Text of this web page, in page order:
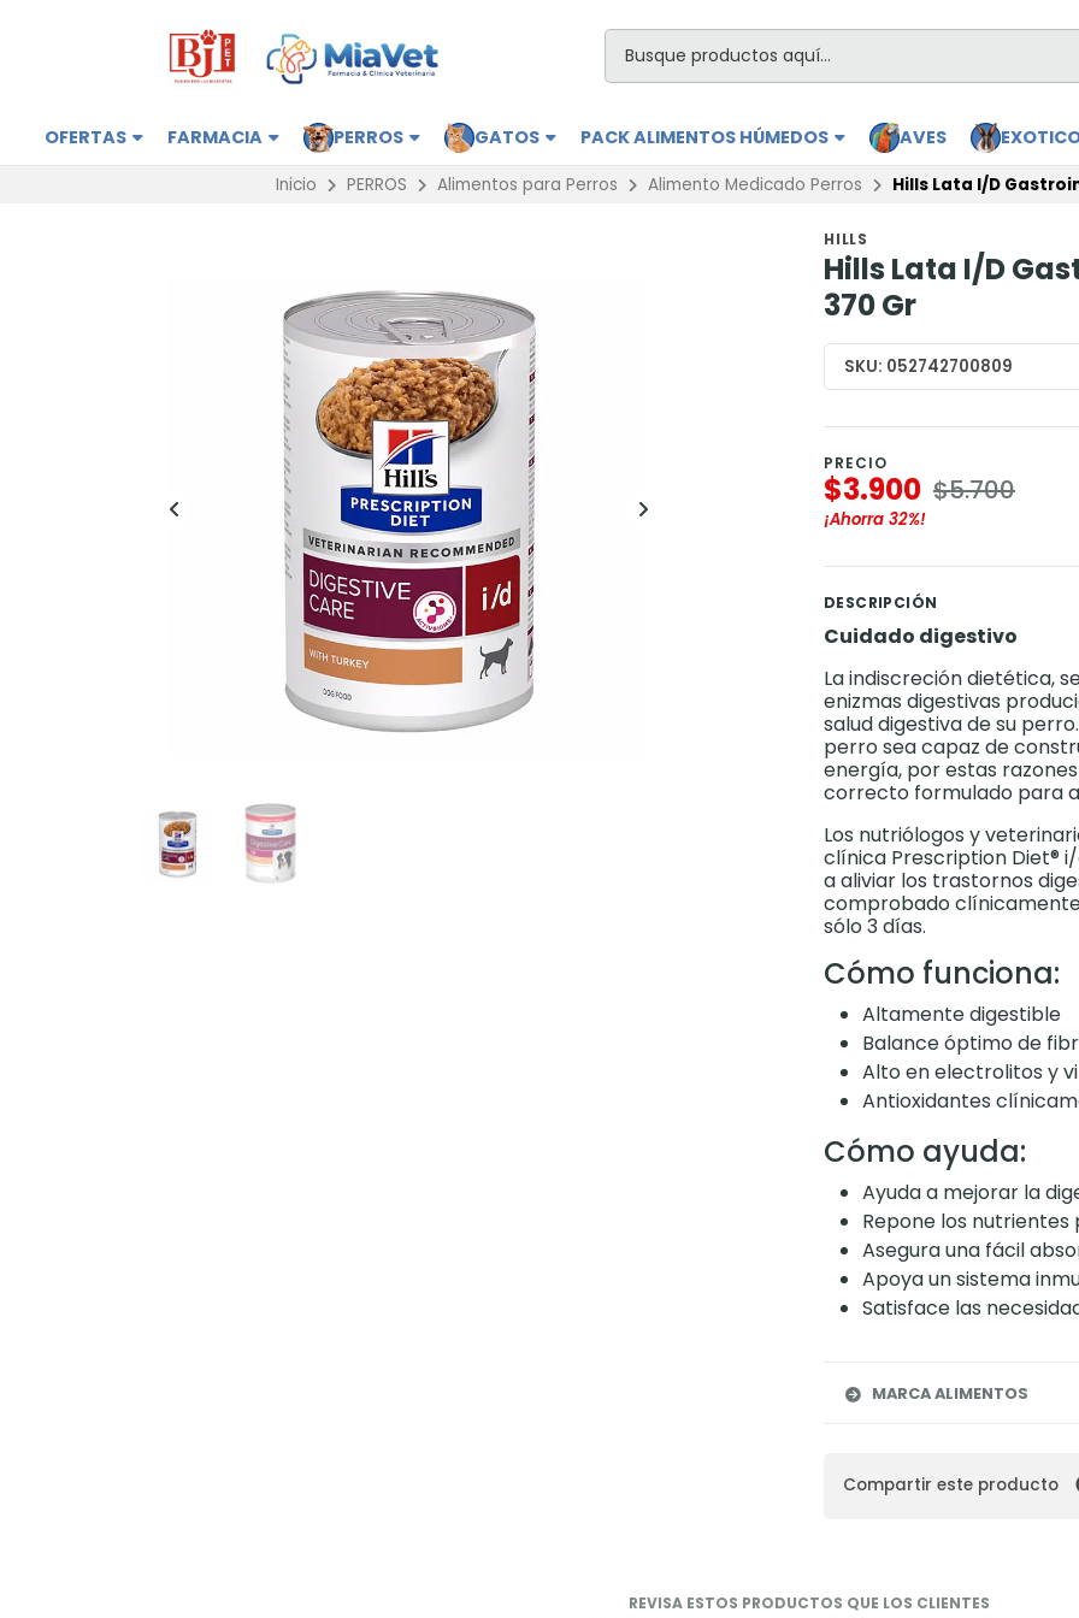
OFERTAS FARMACIA PERROS GATOS PACK ALIMENTOS HÚMEDOS AVES
Inicio PERROS Alimentos para Perros Alimento Medicado Perros Hills Lata I/D
HILLS
Hills Lata I/D
370 Gr
SKU: 052742700809
PRECIO
$3.900 $5.700
¡Ahorra 32%!
DESCRIPCIÓN
Cuidado digestivo
La indiscreción dietética,
enizmas digestivas
salud digestiva de su
perro sea capaz de
energía, por estas
correcto formulado para
Los nutriólogos y
clínica Prescription Diet®
a aliviar los trastornos
comprobado
sólo 3 días.
Cómo funciona:
Altamente digestible
Balance óptimo de
Alto en electrolitos y
Antioxidantes
Cómo ayuda:
Ayuda a mejorar la
Repone los nutrientes
Asegura una fácil
Apoya un sistema
Satisface las
MARCA ALIMENTOS
Compartir este producto
REVISA ESTOS PRODUCTOS QUE LOS CLIENTES